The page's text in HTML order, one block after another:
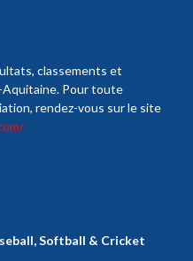
classements et
Aquitaine. Pour toute
rendez-vous sur le site
Softball & Cricket